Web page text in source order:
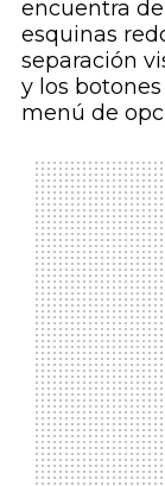
encuentra
esquinas
separación
y los
menú de